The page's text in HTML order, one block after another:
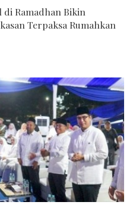
di Ramadhan Bikin
Terpaksa Rumahkan